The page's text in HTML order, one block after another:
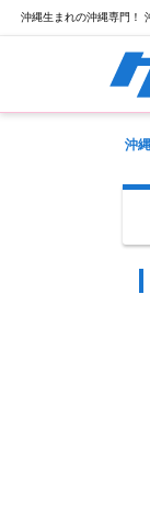
沖縄生まれの沖縄専門！
沖